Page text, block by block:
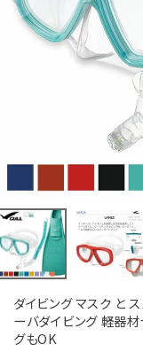
ダイビング マスク と
ーバダイビング 軽器材
グもOK